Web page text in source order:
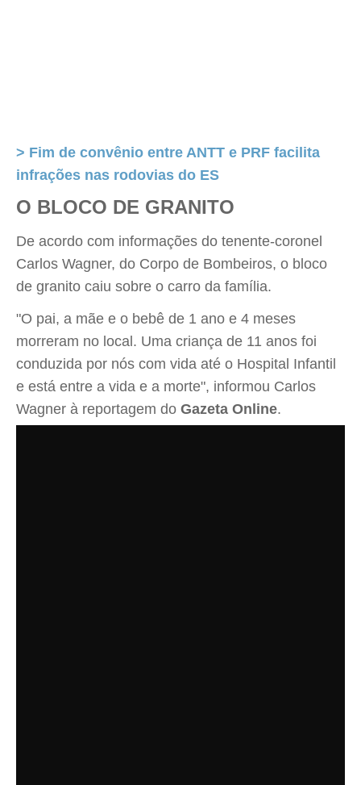
> Fim de convênio entre ANTT e PRF facilita
infrações nas rodovias do ES
O BLOCO DE GRANITO
De acordo com informações do tenente-coronel
Carlos Wagner, do Corpo de Bombeiros, o bloco
de granito caiu sobre o carro da família.
"O pai, a mãe e o bebê de 1 ano e 4 meses
morreram no local. Uma criança de 11 anos foi
conduzida por nós com vida até o Hospital Infantil
e está entre a vida e a morte", informou Carlos
Wagner à reportagem do Gazeta Online.